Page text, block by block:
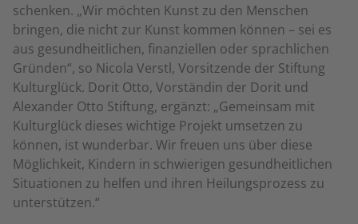
schenken. „Wir möchten Kunst zu den Menschen
bringen, die nicht zur Kunst kommen können – sei es
aus gesundheitlichen, finanziellen oder sprachlichen
Gründen“, so Nicola Verstl, Vorsitzende der Stiftung
Kulturglück. Dorit Otto, Vorständin der Dorit und
Alexander Otto Stiftung, ergänzt: „Gemeinsam mit
Kulturglück dieses wichtige Projekt umsetzen zu
können, ist wunderbar. Wir freuen uns über diese
Möglichkeit, Kindern in schwierigen gesundheitlichen
Situationen zu helfen und ihren Heilungsprozess zu
unterstützen.“